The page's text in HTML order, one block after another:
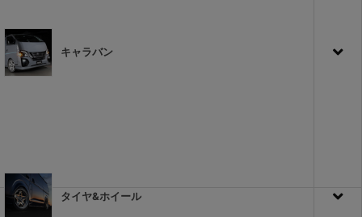
キャラバン
タイヤ&ホイール